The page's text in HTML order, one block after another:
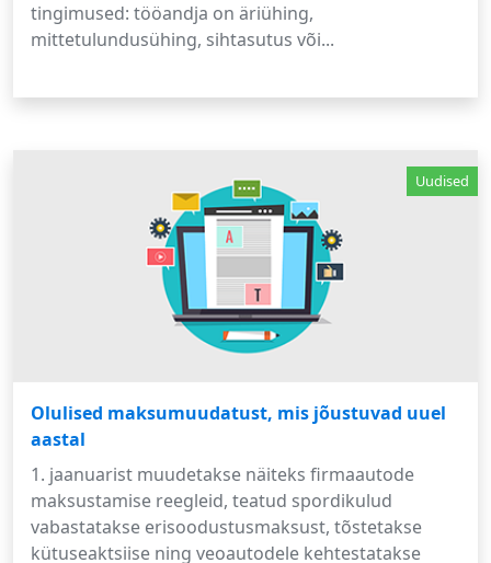
tingimused: tööandja on äriühing,
mittetulundusühing, sihtasutus või...
Olulised maksumuudatust, mis jõustuvad uuel
aastal
Uudised
1. jaanuarist muudetakse näiteks firmaautode
maksustamise reegleid, teatud spordikulud
vabastatakse erisoodustusmaksust, tõstetakse
kütuseaktsiise ning veoautodele kehtestatakse